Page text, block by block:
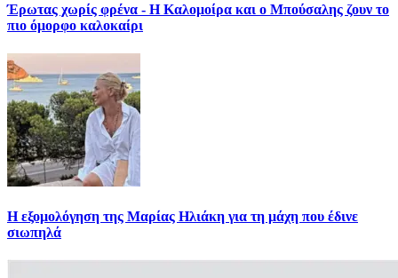
Έρωτας χωρίς φρένα - Η Καλομοίρα και ο Μπούσαλης ζουν το
πιο όμορφο καλοκαίρι
Η εξομολόγηση της Μαρίας Ηλιάκη για τη μάχη που έδινε
σιωπηλά